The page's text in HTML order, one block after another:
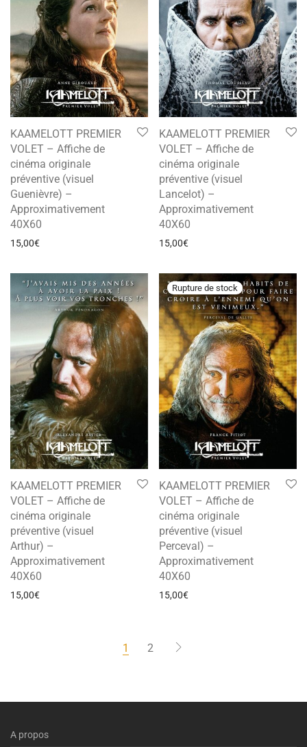
KAAMELOTT PREMIER
VOLET – Affiche de
cinéma originale
préventive (visuel
Guenièvre) –
Approximativement
40X60
15,00€
KAAMELOTT PREMIER
VOLET – Affiche de
cinéma originale
préventive (visuel
Lancelot) –
Approximativement
40X60
15,00€
KAAMELOTT PREMIER
VOLET – Affiche de
cinéma originale
préventive (visuel
Arthur) –
Approximativement
40X60
15,00€
KAAMELOTT PREMIER
VOLET – Affiche de
cinéma originale
préventive (visuel
Perceval) –
Approximativement
40X60
15,00€
1 2
A propos